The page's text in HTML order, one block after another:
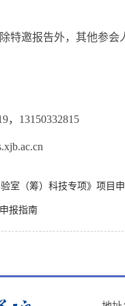
特邀报告外，其他参会
， 13150332815
室（筹）科技专项》项目
报指南